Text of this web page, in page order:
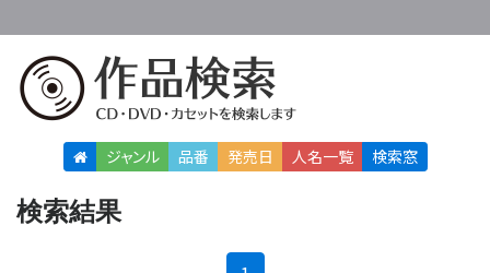
ジャンル 品番 発売日 人名一覧 検索窓
検索結果